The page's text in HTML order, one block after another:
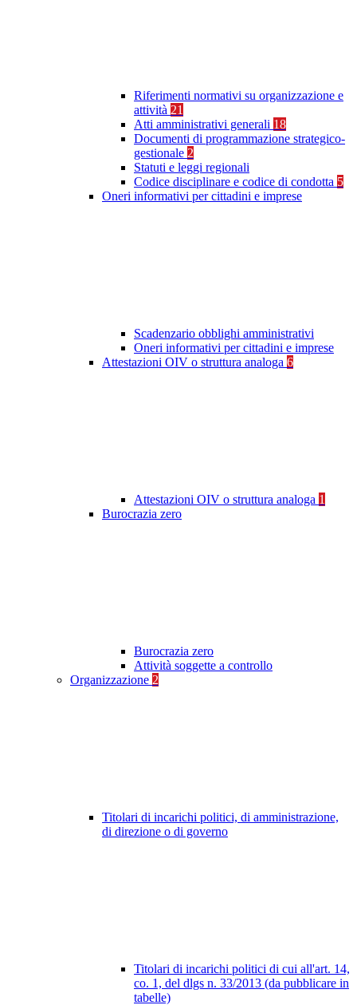
Riferimenti normativi su organizzazione e
attività 21
Atti amministrativi generali 18
Documenti di programmazione strategico-
gestionale 2
Statuti e leggi regionali
Codice disciplinare e codice di condotta 5
Oneri informativi per cittadini e imprese
Scadenzario obblighi amministrativi
Oneri informativi per cittadini e imprese
Attestazioni OIV o struttura analoga 6
Attestazioni OIV o struttura analoga 1
Burocrazia zero
Burocrazia zero
Attività soggette a controllo
Organizzazione 2
Titolari di incarichi politici, di amministrazione,
di direzione o di governo
Titolari di incarichi politici di cui all'art. 14,
co. 1, del dlgs n. 33/2013 (da pubblicare in
tabelle)